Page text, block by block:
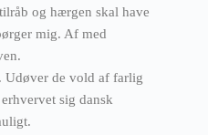
og hærgen skal have
mig. Af med
Udøver de vold af farlig
sig dansk